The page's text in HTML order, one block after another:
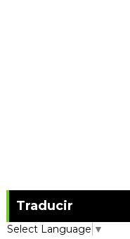
Traducir
Select Language ▼